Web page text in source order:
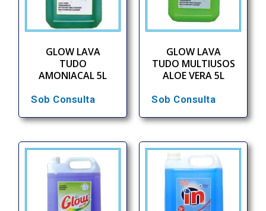
GLOW LAVA
TUDO
AMONIACAL 5L
Sob Consulta
GLOW LAVA
TUDO MULTIUSOS
ALOE VERA 5L
Sob Consulta